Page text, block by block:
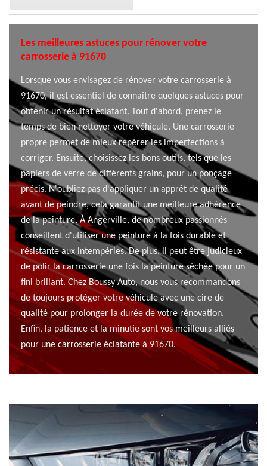
Les meilleures astuces pour rénover votre
carrosserie à 91670
Lorsque vous envisagez de rénover votre carrosserie à
91670, il est essentiel de connaître quelques astuces pour
obtenir un résultat éclatant. Tout d'abord, prenez le
temps de bien nettoyer votre véhicule. Une carrosserie
propre permet de mieux repérer les imperfections à
corriger. Ensuite, choisissez les bons outils, tels que les
papiers de verre de différents grains, pour un ponçage
précis. N'oubliez pas d'appliquer un apprêt de qualité
avant de peindre, cela garantit une meilleure adhérence
de la peinture. À Angerville, de nombreux passionnés
conseillent d'utiliser une peinture à la fois durable et
résistante aux intempéries. De plus, il peut être judicieux
de polir la carrosserie une fois la peinture séchée pour un
fini brillant. Chez Boussy Auto, nous vous recommandons
de toujours protéger votre véhicule avec une cire de
qualité pour prolonger la durée de votre rénovation.
Enfin, la patience et la minutie sont vos meilleurs alliés
pour une carrosserie éclatante à 91670.